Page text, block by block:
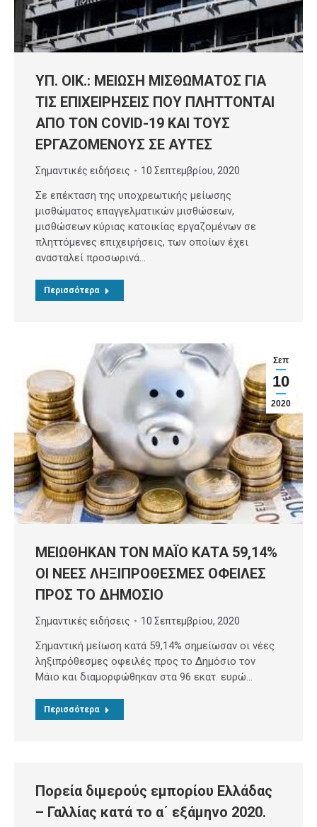
ΥΠ. ΟΙΚ.: ΜΕΙΩΣΗ ΜΙΣΘΩΜΑΤΟΣ ΓΙΑ
ΤΙΣ ΕΠΙΧΕΙΡΗΣΕΙΣ ΠΟΥ ΠΛΗΤΤΟΝΤΑΙ
ΑΠΟ ΤΟΝ COVID-19 ΚΑΙ ΤΟΥΣ
ΕΡΓΑΖΟΜΕΝΟΥΣ ΣΕ ΑΥΤΕΣ
Σημαντικές ειδήσεις 10 Σεπτεμβρίου, 2020
Σε επέκταση της υποχρεωτικής μείωσης
μισθώματος επαγγελματικών μισθώσεων,
μισθώσεων κύριας κατοικίας εργαζομένων σε
πληττόμενες επιχειρήσεις, των οποίων έχει
ανασταλεί προσωρινά…
Περισσότερα
Σεπ
10
2020
ΜΕΙΩΘΗΚΑΝ ΤΟΝ ΜΑΪΟ ΚΑΤΑ 59,14%
ΟΙ ΝΕΕΣ ΛΗΞΙΠΡΟΘΕΣΜΕΣ ΟΦΕΙΛΕΣ
ΠΡΟΣ ΤΟ ΔΗΜΟΣΙΟ
Σημαντικές ειδήσεις 10 Σεπτεμβρίου, 2020
Σημαντική μείωση κατά 59,14% σημείωσαν οι νέες
ληξιπρόθεσμες οφειλές προς το Δημόσιο τον
Μάιο και διαμορφώθηκαν στα 96 εκατ. ευρώ…
Περισσότερα
Πορεία διμερούς εμπορίου Ελλάδας
– Γαλλίας κατά το α΄ εξάμηνο 2020.